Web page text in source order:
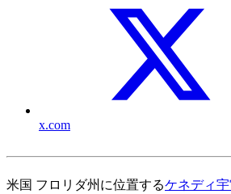
x.com
米国 フロリダ州に位置するケネディ